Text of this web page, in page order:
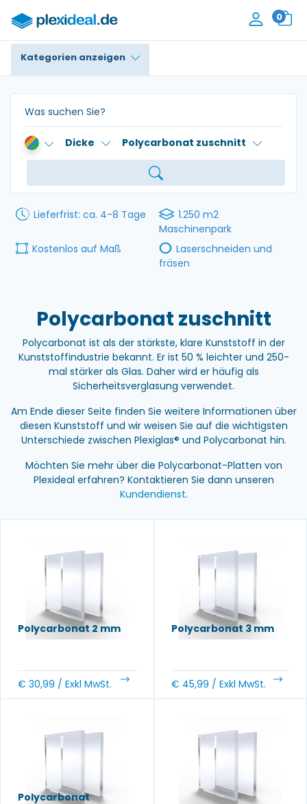
0
Kategorien anzeigen
Plexiglas®
Polycarbonat
HPL / Trespa®
Alupanel / Dibond®
PE / Polyethylen
PVC Schaum
Dicke Polycarbonat zuschnitt
Lieferfrist: ca. 4-8 Tage
1.250 m2
Maschinenpark
Kostenlos auf Maß
Laserschneiden und
fräsen
Polycarbonat zuschnitt
Polycarbonat ist als der stärkste, klare Kunststoff in der
Kunststoffindustrie bekannt. Er ist 50 % leichter und 250-
mal stärker als Glas. Daher wird er häufig als
Sicherheitsverglasung verwendet.
Am Ende dieser Seite finden Sie weitere Informationen über
diesen Kunststoff und wir weisen Sie auf die wichtigsten
Unterschiede zwischen Plexiglas® und Polycarbonat hin.
Möchten Sie mehr über die Polycarbonat-Platten von
Plexideal erfahren? Kontaktieren Sie dann unseren
Kundendienst.
Polycarbonat 2 mm
€ 30,99 / Exkl MwSt.
Polycarbonat 3 mm
€ 45,99 / Exkl MwSt.
Polycarbonat